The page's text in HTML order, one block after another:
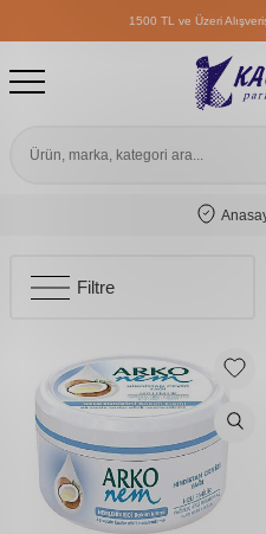
1500 TL ve Üzeri
1500 TL ve Üzeri
1500 TL ve Üzeri
Filtre